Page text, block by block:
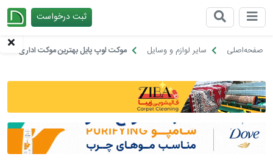
ثبت درخواست
صفحه‌اصلی سایر لوازم و وسایل موکت لوپ پایل بهترین موکت اداری